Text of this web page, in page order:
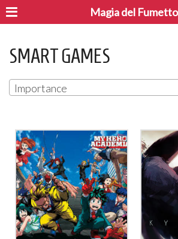
Magia del Fumetto
SMART GAMES
Importance